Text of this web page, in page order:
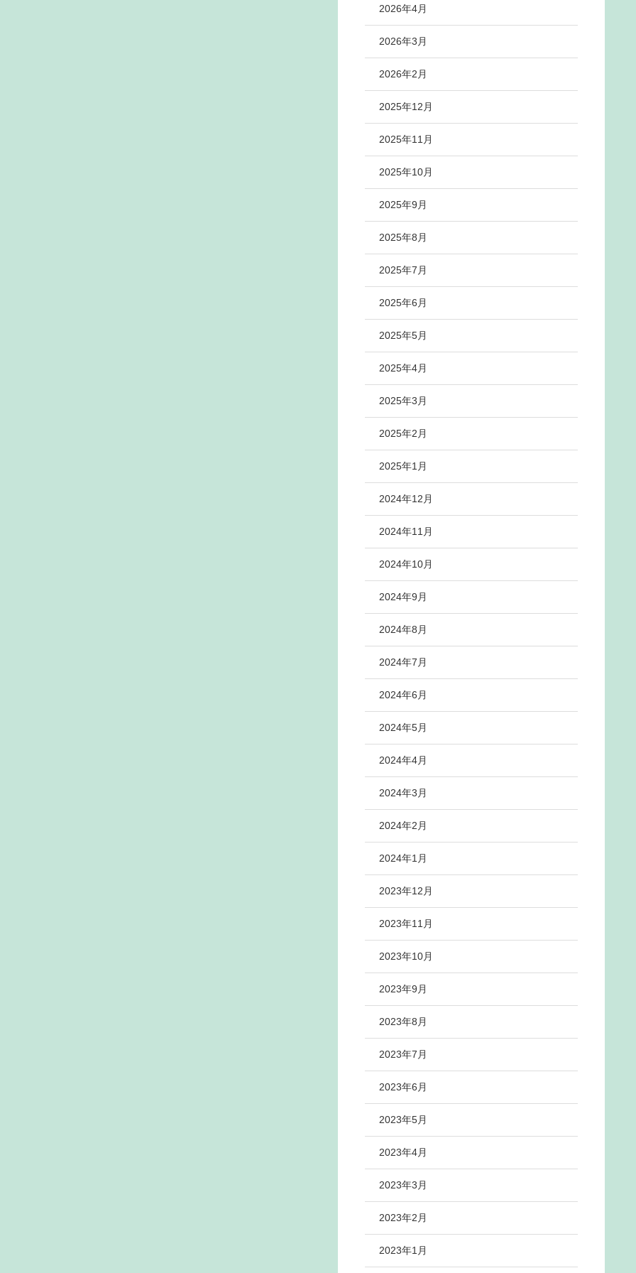
2026年4月
2026年3月
2026年2月
2025年12月
2025年11月
2025年10月
2025年9月
2025年8月
2025年7月
2025年6月
2025年5月
2025年4月
2025年3月
2025年2月
2025年1月
2024年12月
2024年11月
2024年10月
2024年9月
2024年8月
2024年7月
2024年6月
2024年5月
2024年4月
2024年3月
2024年2月
2024年1月
2023年12月
2023年11月
2023年10月
2023年9月
2023年8月
2023年7月
2023年6月
2023年5月
2023年4月
2023年3月
2023年2月
2023年1月